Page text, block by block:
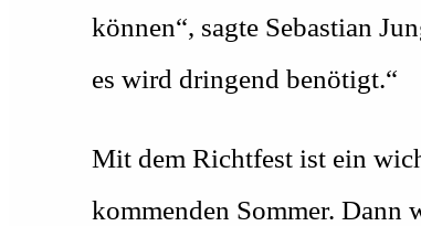
können“, sagte Sebastian
es wird dringend benötigt.“
Mit dem Richtfest ist ein
kommenden Sommer. Dann